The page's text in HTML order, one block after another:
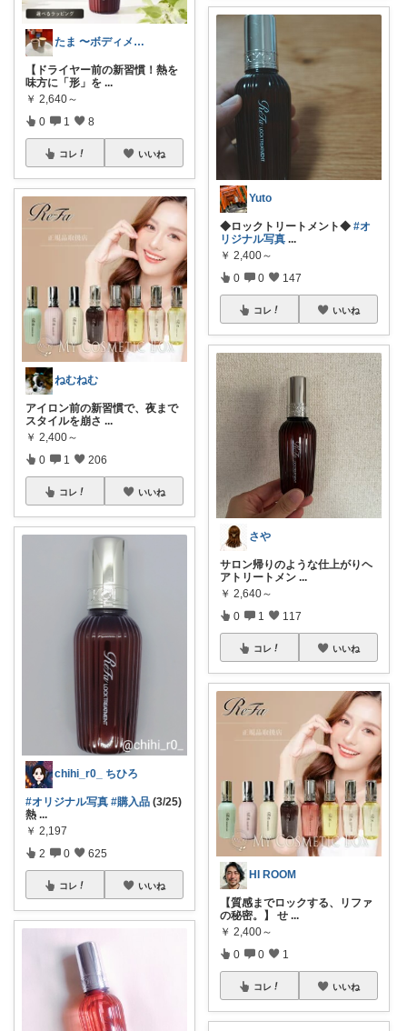
たま 〜ボディメイクから人生を変える〜
【ドライヤー前の新習慣！熱を
味方に「形」を ...
￥ 2,640～
0 1 8
コレ いいね
ねむねむ
アイロン前の新習慣で、夜まで
スタイルを崩さ ...
￥ 2,400～
0 1 206
コレ いいね
chihi_r0_ ちひろ
#オリジナル写真 #購入品 (3/25)
熱 ...
￥ 2,197
2 0 625
コレ いいね
Yuto
◆ロックトリートメント◆ #オ
リジナル写真 ...
￥ 2,400～
0 0 147
コレ いいね
さや
サロン帰りのような仕上がりヘ
アトリートメン ...
￥ 2,640～
0 1 117
コレ いいね
HI ROOM
【質感までロックする、リファ
の秘密。】 せ ...
￥ 2,400～
0 0 1
コレ いいね